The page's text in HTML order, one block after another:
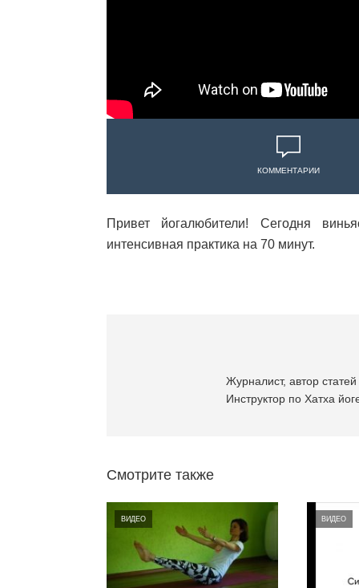
КОММЕНТАРИИ
Привет йогалюбители! Сегодня
интенсивная практика на 70 минут.
Журналист, автор
Инструктор по Хатха
Смотрите также
ВИДЕО ВИДЕО